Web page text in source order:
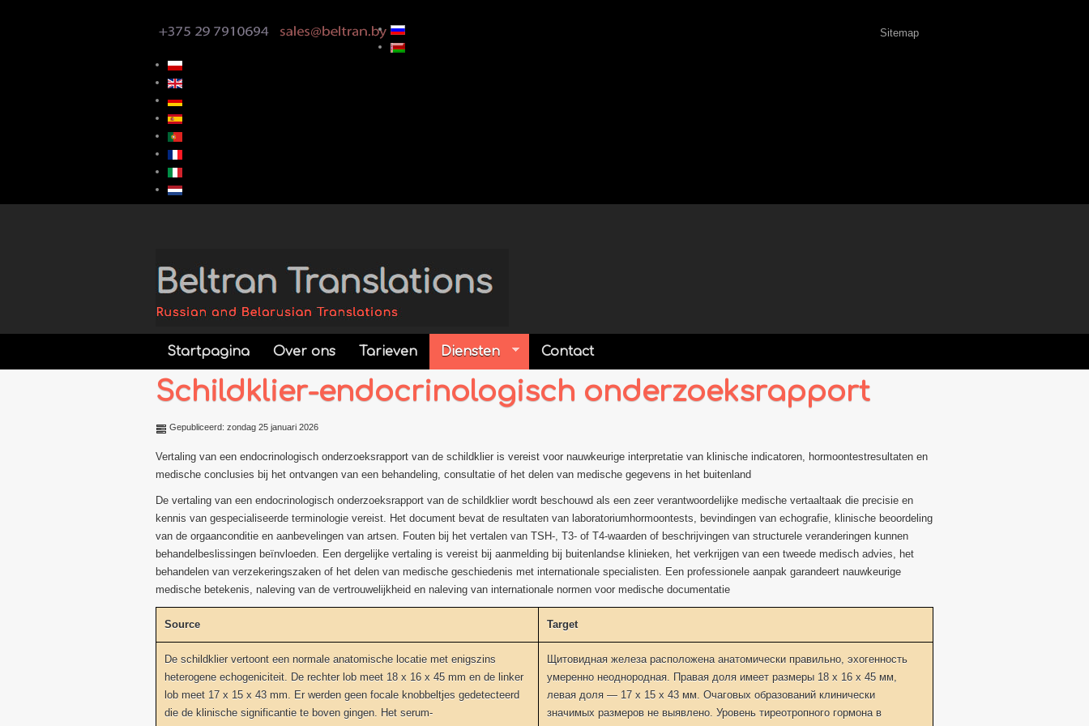
Sitemap
Startpagina Over ons Tarieven Diensten Contact
Schildklier-endocrinologisch onderzoeksrapport
Gepubliceerd: zondag 25 januari 2026
Vertaling van een endocrinologisch onderzoeksrapport van de schildklier is vereist voor nauwkeurige interpretatie van klinische indicatoren, hormoontestresultaten en
medische conclusies bij het ontvangen van een behandeling, consultatie of het delen van medische gegevens in het buitenland
De vertaling van een endocrinologisch onderzoeksrapport van de schildklier wordt beschouwd als een zeer verantwoordelijke medische vertaaltaak die precisie en
kennis van gespecialiseerde terminologie vereist. Het document bevat de resultaten van laboratoriumhormoontests, bevindingen van echografie, klinische beoordeling
van de orgaanconditie en aanbevelingen van artsen. Fouten bij het vertalen van TSH-, T3- of T4-waarden of beschrijvingen van structurele veranderingen kunnen
behandelbeslissingen beïnvloeden. Een dergelijke vertaling is vereist bij aanmelding bij buitenlandse klinieken, het verkrijgen van een tweede medisch advies, het
behandelen van verzekeringszaken of het delen van medische geschiedenis met internationale specialisten. Een professionele aanpak garandeert nauwkeurige
medische betekenis, naleving van de vertrouwelijkheid en naleving van internationale normen voor medische documentatie
Source Target
De schildklier vertoont een normale anatomische locatie met enigszins
heterogene echogeniciteit. De rechter lob meet 18 x 16 x 45 mm en de linker
lob meet 17 x 15 x 43 mm. Er werden geen focale knobbeltjes gedetecteerd
die de klinische significantie te boven gingen. Het serum-
Щитовидная железа расположена анатомически правильно, эхогенность
умеренно неоднородная. Правая доля имеет размеры 18 x 16 x 45 мм,
левая доля — 17 x 15 x 43 мм. Очаговых образований клинически
значимых размеров не выявлено. Уровень тиреотропного гормона в